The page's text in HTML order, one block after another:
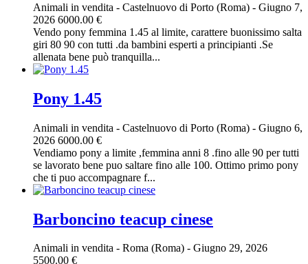
Animali in vendita - Castelnuovo di Porto (Roma) - Giugno 7,
2026 6000.00 €
Vendo pony femmina 1.45 al limite, carattere buonissimo salta
giri 80 90 con tutti .da bambini esperti a principianti .Se
allenata bene può tranquilla...
Pony 1.45
Animali in vendita - Castelnuovo di Porto (Roma) - Giugno 6,
2026 6000.00 €
Vendiamo pony a limite ,femmina anni 8 .fino alle 90 per tutti
se lavorato bene puo saltare fino alle 100. Ottimo primo pony
che ti puo accompagnare f...
Barboncino teacup cinese
Animali in vendita - Roma (Roma) - Giugno 29, 2026
5500.00 €